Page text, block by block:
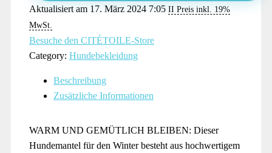
Aktualisiert am 17. März 2024 7:05 II Preis inkl. 19%
MwSt.
Besuche den CITÉTOILE-Store
Category: Hundebekleidung
Beschreibung
Zusätzliche Informationen
WARM UND GEMÜTLICH BLEIBEN: Dieser
Hundemantel für den Winter besteht aus hochwertigem